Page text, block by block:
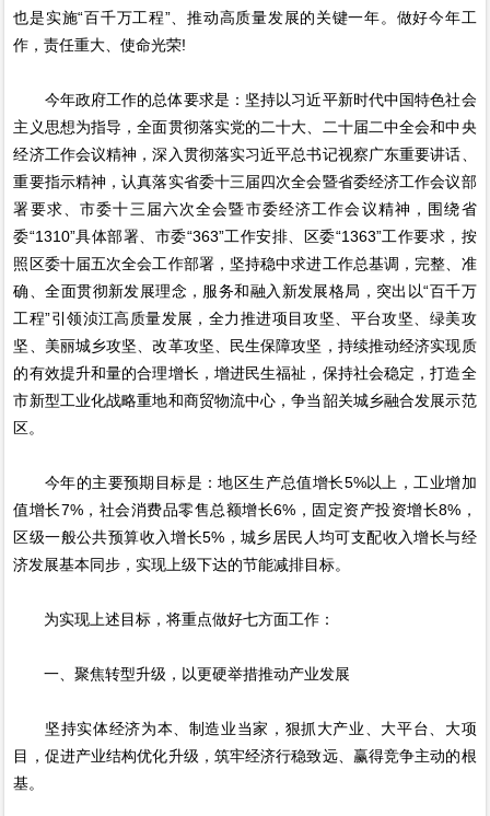
也是实施“百千万工程”、推动高质量发展的关键一年。做好今年工
作，责任重大、使命光荣!
今年政府工作的总体要求是：坚持以习近平新时代中国特色社会
主义思想为指导，全面贯彻落实党的二十大、二十届二中全会和中央
经济工作会议精神，深入贯彻落实习近平总书记视察广东重要讲话、
重要指示精神，认真落实省委十三届四次全会暨省委经济工作会议部
署要求、市委十三届六次全会暨市委经济工作会议精神，围绕省
委“1310”具体部署、市委“363”工作安排、区委“1363”工作要求，按
照区委十届五次全会工作部署，坚持稳中求进工作总基调，完整、准
确、全面贯彻新发展理念，服务和融入新发展格局，突出以“百千万
工程”引领浈江高质量发展，全力推进项目攻坚、平台攻坚、绿美攻
坚、美丽城乡攻坚、改革攻坚、民生保障攻坚，持续推动经济实现质
的有效提升和量的合理增长，增进民生福祉，保持社会稳定，打造全
市新型工业化战略重地和商贸物流中心，争当韶关城乡融合发展示范
区。
今年的主要预期目标是：地区生产总值增长5%以上，工业增加
值增长7%，社会消费品零售总额增长6%，固定资产投资增长8%，
区级一般公共预算收入增长5%，城乡居民人均可支配收入增长与经
济发展基本同步，实现上级下达的节能减排目标。
为实现上述目标，将重点做好七方面工作：
一、聚焦转型升级，以更硬举措推动产业发展
坚持实体经济为本、制造业当家，狠抓大产业、大平台、大项
目，促进产业结构优化升级，筑牢经济行稳致远、赢得竞争主动的根
基。